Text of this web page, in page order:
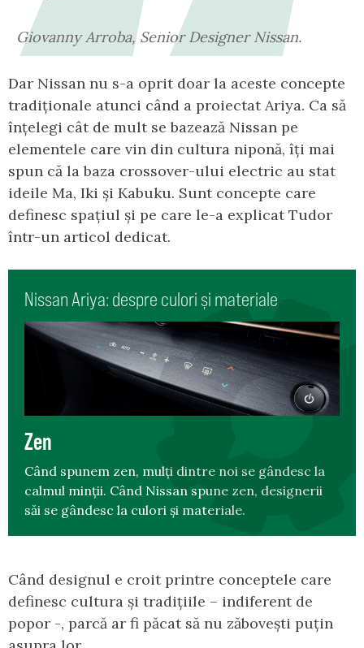
Giovanny Arroba, Senior Designer Nissan.
Dar Nissan nu s-a oprit doar la aceste concepte
tradiționale atunci când a proiectat Ariya. Ca să
înțelegi cât de mult se bazează Nissan pe
elementele care vin din cultura niponă, îți mai
spun că la baza crossover-ului electric au stat
ideile Ma, Iki și Kabuku. Sunt concepte care
definesc spațiul și pe care le-a explicat Tudor
într-un articol dedicat.
Nissan Ariya: despre culori și materiale
Zen
Când spunem zen, mulți dintre noi se gândesc la
calmul minții. Când Nissan spune zen, designerii
săi se gândesc la culori și materiale.
Când designul e croit printre conceptele care
definesc cultura și tradițiile – indiferent de
popor -, parcă ar fi păcat să nu zăbovești puțin